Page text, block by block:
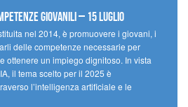
Giovanili – 15 luglio
nel 2014, è promuovere i giovani, i
delle competenze necessarie per
ottenere un impiego dignitoso. In vista
il tema scelto per il 2025 è
l’intelligenza artificiale e le